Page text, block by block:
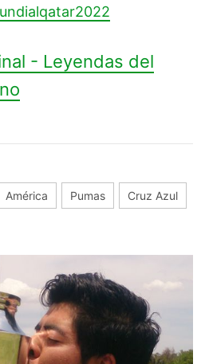
- Leyendas del
América Pumas Cruz Azul